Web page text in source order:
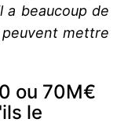
a beaucoup de
peuvent mettre
ou 70M€
le